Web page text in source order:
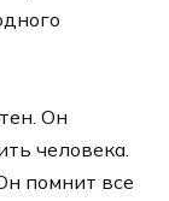
Он
человека.
помнит все